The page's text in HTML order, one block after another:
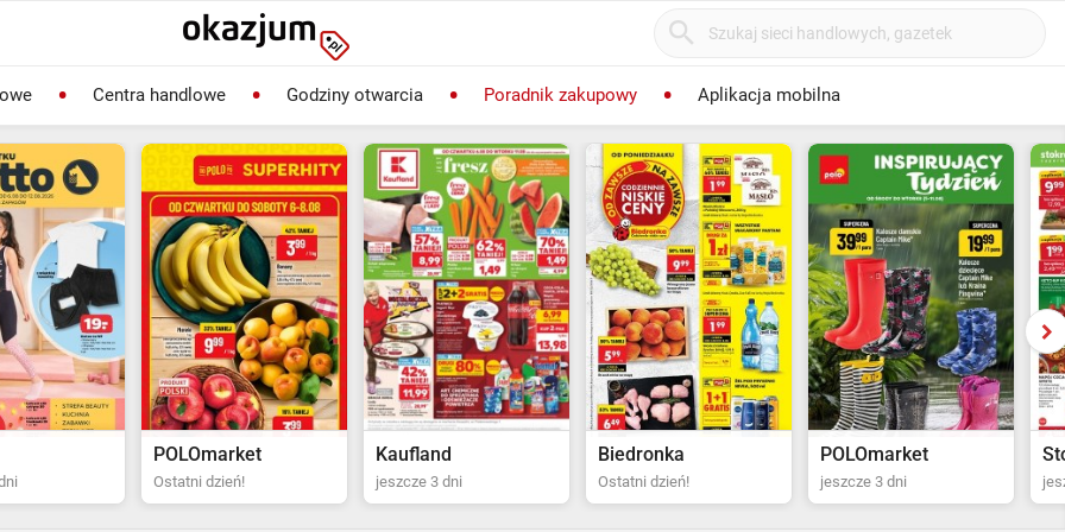
Centra handlowe Godziny otwarcia Poradnik zakupowy Aplikacja mobilna
Kaufland
jeszcze 3 dni
Biedronka
Ostatni dzień!
POLOmarket
jeszcze 3 dni jeszcze 4 dni za